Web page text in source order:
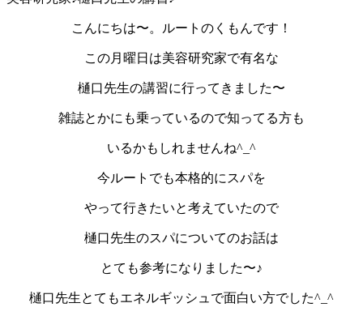
こんにちは〜。ルートのくもんです！
この月曜日は美容研究家で有名な
樋口先生の講習に行ってきました〜
雑誌とかにも乗っているので知ってる方も
いるかもしれませんね^_^
今ルートでも本格的にスパを
やって行きたいと考えていたので
樋口先生のスパについてのお話は
とても参考になりました〜♪
樋口先生とてもエネルギッシュで面白い方でした^_^